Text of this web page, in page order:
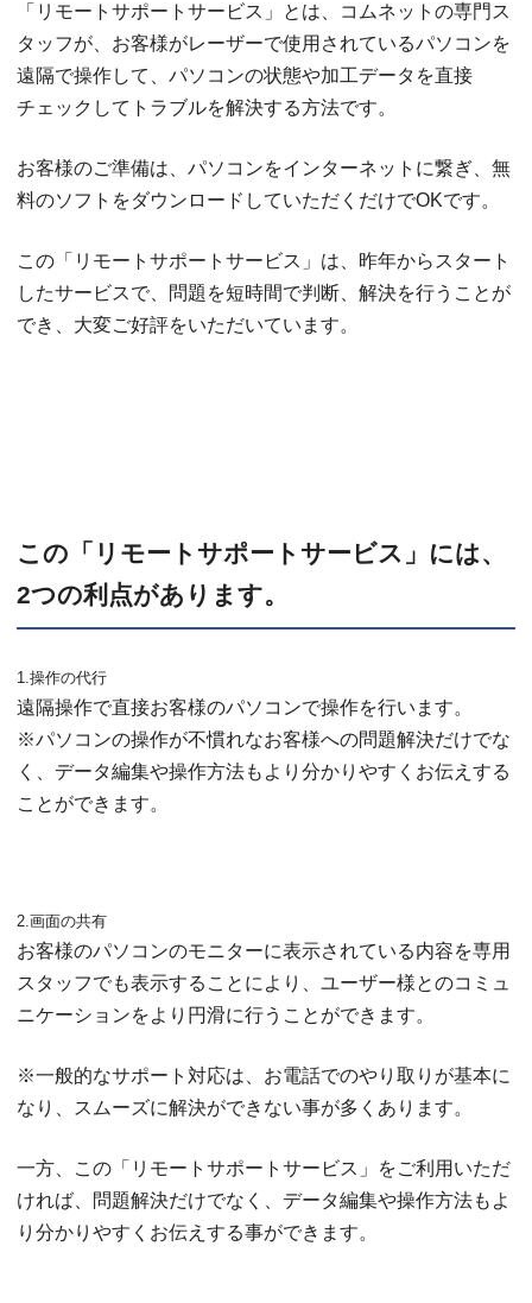
「リモートサポートサービス」とは、コムネットの専門ス
タッフが、お客様がレーザーで使用されているパソコンを
遠隔で操作して、パソコンの状態や加工データを直接
チェックしてトラブルを解決する方法です。
お客様のご準備は、パソコンをインターネットに繋ぎ、無
料のソフトをダウンロードしていただくだけでOKです。
この「リモートサポートサービス」は、昨年からスタート
したサービスで、問題を短時間で判断、解決を行うことが
でき、大変ご好評をいただいています。
この「リモートサポートサービス」には、
2つの利点があります。
1.操作の代行
遠隔操作で直接お客様のパソコンで操作を行います。
※パソコンの操作が不慣れなお客様への問題解決だけでな
く、データ編集や操作方法もより分かりやすくお伝えする
ことができます。
2.画面の共有
お客様のパソコンのモニターに表示されている内容を専用
スタッフでも表示することにより、ユーザー様とのコミュ
ニケーションをより円滑に行うことができます。
※一般的なサポート対応は、お電話でのやり取りが基本に
なり、
スムーズに解決ができない事が多くあります。
一方、この「リモートサポートサービス」をご利用いただ
ければ、
問題解決だけでなく、データ編集や操作方法もよ
り分かりやすくお伝えする事ができます。